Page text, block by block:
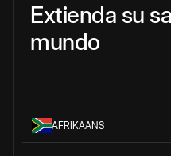
Extienda su
mundo
AFRIKAANS